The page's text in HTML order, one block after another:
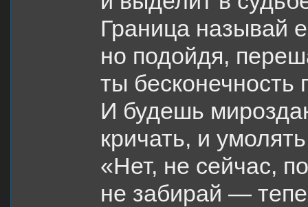
Граница называй
но подойдя,
ты бесконечность
И будешь
кричать, и
«Нет, не сейчас,
не забирай —